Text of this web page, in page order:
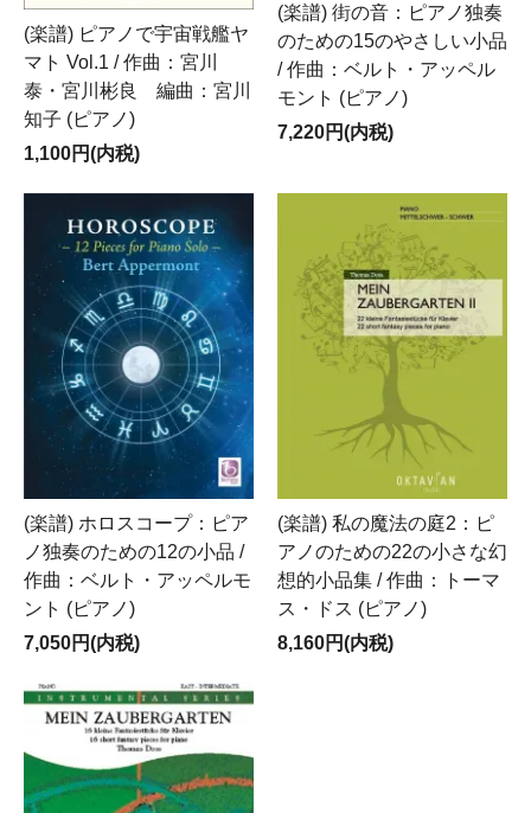
(楽譜) ピアノで宇宙戦艦ヤ
マト Vol.1 / 作曲：宮川
泰・宮川彬良 編曲：宮川
知子 (ピアノ)
1,100円(内税)
(楽譜) 街の音：ピアノ独奏
のための15のやさしい小品
/ 作曲：ベルト・アッペル
モント (ピアノ)
7,220円(内税)
(楽譜) ホロスコープ：ピア
ノ独奏のための12の小品 /
作曲：ベルト・アッペルモ
ント (ピアノ)
7,050円(内税)
(楽譜) 私の魔法の庭2：ピ
アノのための22の小さな幻
想的小品集 / 作曲：トーマ
ス・ドス (ピアノ)
8,160円(内税)